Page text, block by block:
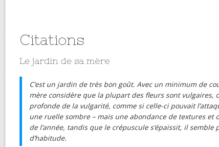
Citations
Le jardin de sa mère
C’est un jardin de très bon goût. Avec un minimum de
mère considère que la plupart des fleurs sont vulgaires,
profonde de la vulgarité, comme si celle-ci pouvait
une ruelle sombre – mais une abondance de textures et
de l’année, tandis que le crépuscule s’épaissit, il
d’habitude.